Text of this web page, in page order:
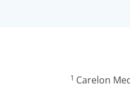
1 Carelon